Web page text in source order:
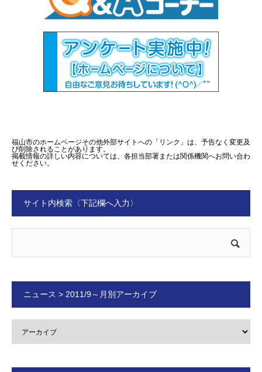
福山市のホームページその他外部サイトへの「リンク」は、予告なく変更及
び削除されることがあります。
掲載情報の詳しい内容については、各担当部署または関係機関へお問い合わ
せください。
サイト内検索〈下記欄へ入力〉
ニュース > 2011/9～月別アーカイブ